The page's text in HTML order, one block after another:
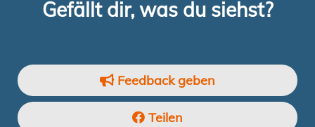
Gefällt dir, was du siehst?
Feedback geben
Teilen